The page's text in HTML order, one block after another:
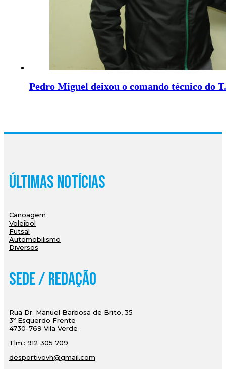
Pedro Miguel deixou o comando técnico do
Últimas Notícias
Canoagem
Voleibol
Futsal
Automobilismo
Diversos
Sede / Redação
Rua Dr. Manuel Barbosa de Brito, 35
3º Esquerdo Frente
4730-769 Vila Verde
Tlm.: 912 305 709
desportivovh@gmail.com